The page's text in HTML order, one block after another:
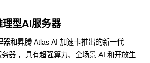
型AI服务器
和昇腾 Atlas AI 加速卡推出的新一代
器 ，具有超强算力、全场景 AI 和开放生